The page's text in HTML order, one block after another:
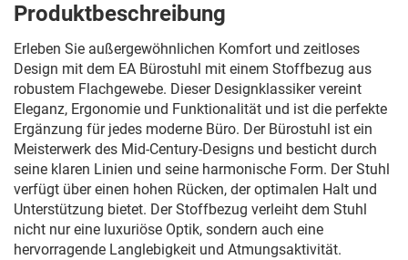
Produktbeschreibung
Erleben Sie außergewöhnlichen Komfort und zeitloses
Design mit dem EA Bürostuhl mit einem Stoffbezug aus
robustem Flachgewebe. Dieser Designklassiker vereint
Eleganz, Ergonomie und Funktionalität und ist die perfekte
Ergänzung für jedes moderne Büro. Der Bürostuhl ist ein
Meisterwerk des Mid-Century-Designs und besticht durch
seine klaren Linien und seine harmonische Form. Der Stuhl
verfügt über einen hohen Rücken, der optimalen Halt und
Unterstützung bietet. Der Stoffbezug verleiht dem Stuhl
nicht nur eine luxuriöse Optik, sondern auch eine
hervorragende Langlebigkeit und Atmungsaktivität.